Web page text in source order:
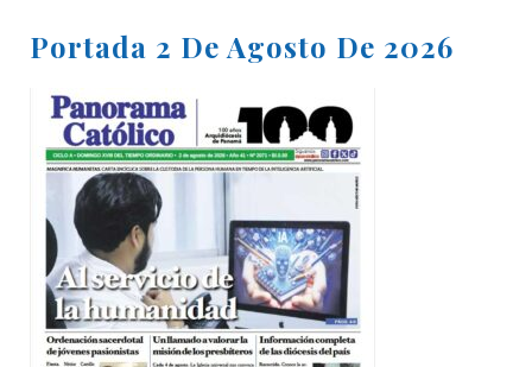
Portada 2 De Agosto De 2026